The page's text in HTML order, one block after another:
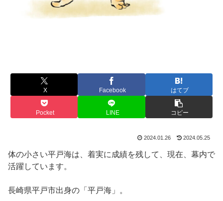
X Facebook はてブ
Pocket LINE コピー
2024.01.26 2024.05.25
体の小さい平戸海は、着実に成績を残して、現在、幕内で
活躍しています。
長崎県平戸市出身の「平戸海」。